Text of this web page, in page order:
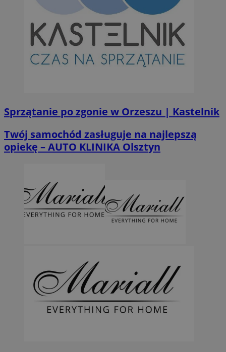
Sprzątanie po zgonie w Orzeszu | Kastelnik
Twój samochód zasługuje na najlepszą
opiekę – AUTO KLINIKA Olsztyn